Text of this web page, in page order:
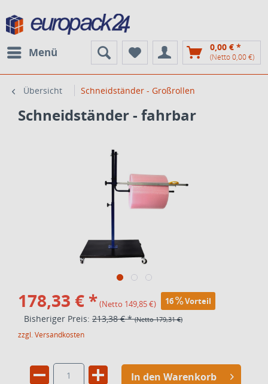
Menü 0,00 € *
(Netto 0,00 €)
Übersicht Schneidständer - Großrollen
Schneidständer - fahrbar
178,33 € *(Netto 149,85 €) 16 Vorteil
Bisheriger Preis: 213,38 €*(Netto179,31 €)
zzgl. Versandkosten
In den Warenkorb